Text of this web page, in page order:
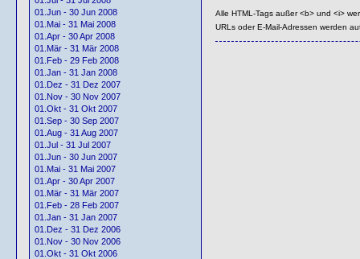
01.Jun - 30 Jun 2008
01.Mai - 31 Mai 2008
01.Apr - 30 Apr 2008
01.Mär - 31 Mär 2008
01.Feb - 29 Feb 2008
01.Jan - 31 Jan 2008
01.Dez - 31 Dez 2007
01.Nov - 30 Nov 2007
01.Okt - 31 Okt 2007
01.Sep - 30 Sep 2007
01.Aug - 31 Aug 2007
01.Jul - 31 Jul 2007
01.Jun - 30 Jun 2007
01.Mai - 31 Mai 2007
01.Apr - 30 Apr 2007
01.Mär - 31 Mär 2007
01.Feb - 28 Feb 2007
01.Jan - 31 Jan 2007
01.Dez - 31 Dez 2006
01.Nov - 30 Nov 2006
01.Okt - 31 Okt 2006
Alle HTML-Tags außer <b> und <i>
URLs oder E-Mail-Adressen werden